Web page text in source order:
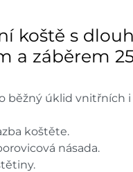
prodejně - doručení do
prodejně - doručení do
koště s
a záběrem
běžný úklid vnitřních
koštěte.
násada.